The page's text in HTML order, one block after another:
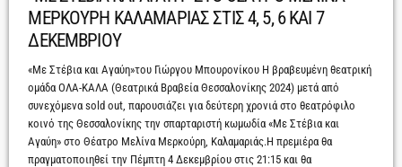
ΜΕΡΚΟΥΡΗ ΚΑΛΑΜΑΡΙΑΣ ΣΤΙΣ 4, 5, 6 ΚΑΙ 7
ΔΕΚΕΜΒΡΙΟΥ
«Με Στέβια και Αγαύη»του Γιώργου Μπουρονίκου Η βραβευμένη θεατρική
ομάδα ΟΛΑ-ΚΑΛΑ (Θεατρικά Βραβεία Θεσσαλονίκης 2024) μετά από
συνεχόμενα sold out, παρουσιάζει για δεύτερη χρονιά στο θεατρόφιλο
κοινό της Θεσσαλονίκης την σπαρταριστή κωμωδία «Με Στέβια και
Αγαύη» στο Θέατρο Μελίνα Μερκούρη, Καλαμαριάς.Η πρεμιέρα θα
πραγματοποιηθεί την Πέμπτη 4 Δεκεμβρίου στις 21:15 και θα